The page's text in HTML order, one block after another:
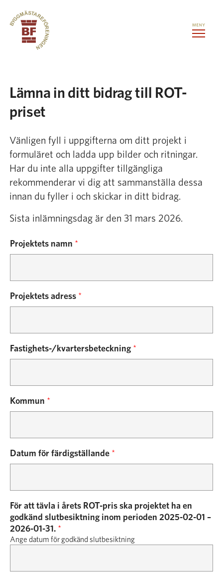
Medlemstjänster
Evenemang
Om oss
Sök
Lämna in ditt bidrag till ROT-
priset
Vänligen fyll i uppgifterna om ditt projekt i
formuläret och ladda upp bilder och ritningar.
Har du inte alla uppgifter tillgängliga
rekommenderar vi dig att sammanställa dessa
innan du fyller i och skickar in ditt bidrag.
Sista inlämningsdag är den 31 mars 2026.
Projektets namn *
Projektets adress *
Fastighets-/kvartersbeteckning *
Kommun *
Datum för färdigställande *
För att tävla i årets ROT-pris ska projektet ha en
godkänd slutbesiktning inom perioden 2025-02-01 –
2026-01-31. *
Ange datum för godkänd slutbesiktning